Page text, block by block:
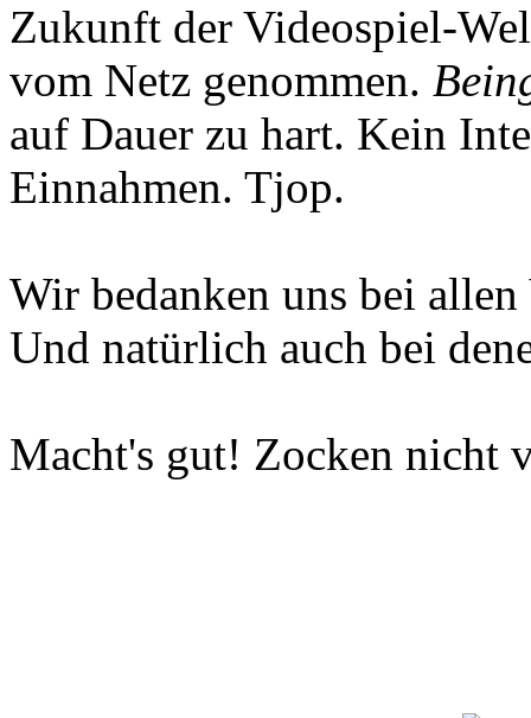
Zukunft der Videospiel-
vom Netz genommen.
auf Dauer zu hart. Kein
Einnahmen. Tjop.
Wir bedanken uns bei
Und natürlich auch bei
Macht's gut! Zocken nicht